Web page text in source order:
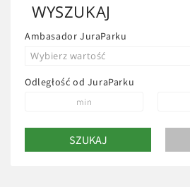
WYSZUKAJ
Ambasador JuraParku
Wybierz wartość
Odległość od JuraParku